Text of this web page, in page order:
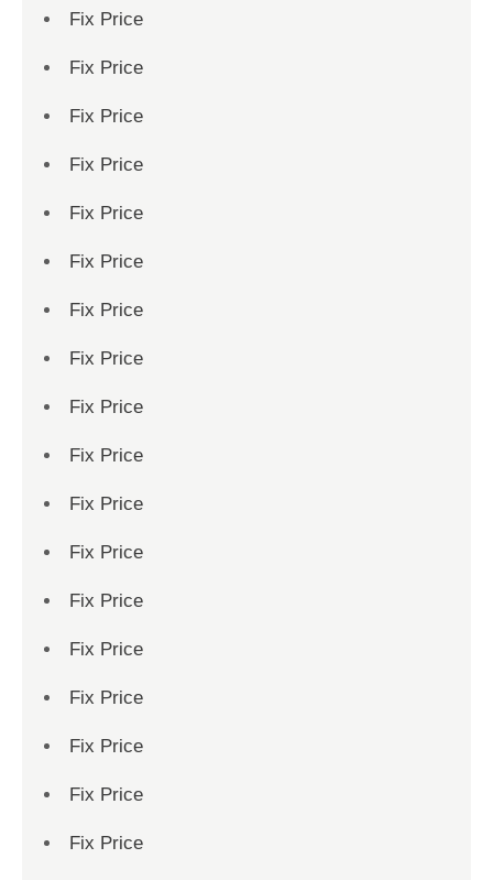
Fix Price
Fix Price
Fix Price
Fix Price
Fix Price
Fix Price
Fix Price
Fix Price
Fix Price
Fix Price
Fix Price
Fix Price
Fix Price
Fix Price
Fix Price
Fix Price
Fix Price
Fix Price